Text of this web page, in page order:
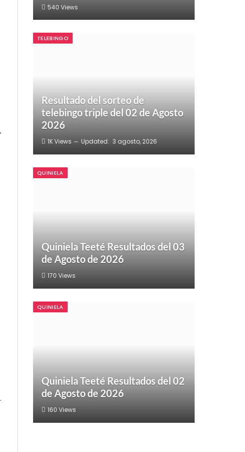
540 Views
TELEBINGO
Resultado del sorteo de
telebingo triple del 02 de Agosto
2026
1KViews Updated: 3 agosto, 2026
QUINIELA
Quiniela Teeté Resultados del 03
de Agosto de 2026
170 Views
QUINIELA
Quiniela Teeté Resultados del 02
de Agosto de 2026
160 Views